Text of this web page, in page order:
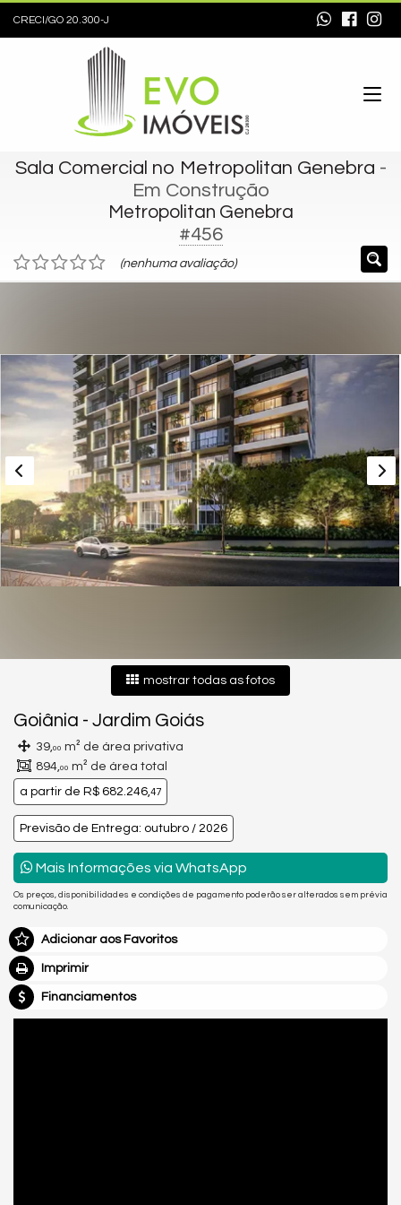
CRECI/GO 20.300-J
Sala Comercial no Metropolitan Genebra -
Em Construção
Metropolitan Genebra
#456
(nenhuma avaliação)
mostrar todas as fotos
Goiânia - Jardim Goiás
39,00 m² de área privativa
894,00 m² de área total
a partir de R$ 682.246,47
Previsão de Entrega: outubro / 2026
Mais Informações via WhatsApp
Os preços, disponibilidades e condições de pagamento poderão ser alterados sem prévia
comunicação.
Adicionar aos Favoritos
Imprimir
Financiamentos